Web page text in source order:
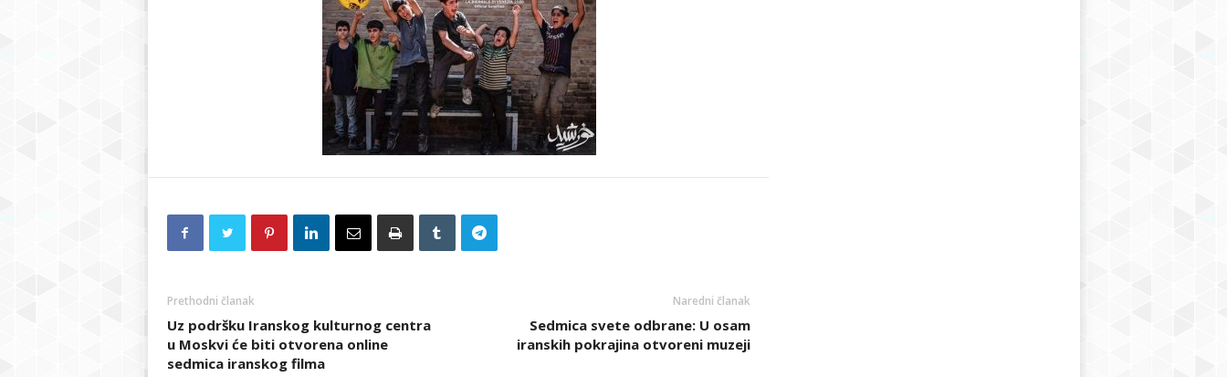
Prethodni članak
Uz podršku Iranskog kulturnog centra
u Moskvi će biti otvorena online
sedmica iranskog filma
Naredni članak
Sedmica svete odbrane: U osam
iranskih pokrajina otvoreni muzeji